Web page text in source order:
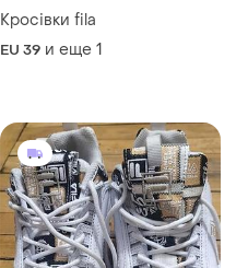
Кросівки fila
EU 39 и еще 1